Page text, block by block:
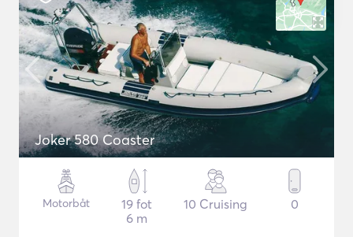
Joker 580 Coaster
Motorbåt
19 fot
6 m
10 Cruising 0